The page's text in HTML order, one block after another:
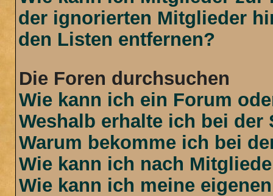
der ignorierten Mitglieder
den Listen entfernen?
Die Foren durchsuchen
Wie kann ich ein Forum
Weshalb erhalte ich bei der
Warum bekomme ich bei
Wie kann ich nach
Wie kann ich meine